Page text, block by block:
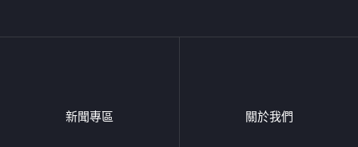
新聞專區 關於我們